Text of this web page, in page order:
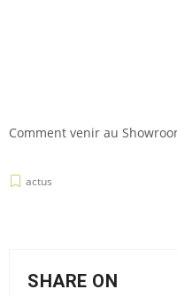
Comment venir au
actus
SHARE ON